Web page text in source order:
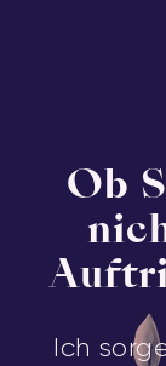
Ob
Ich